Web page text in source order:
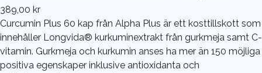
389,00 kr
Curcumin Plus 60 kap från Alpha Plus är ett kosttillskott som
innehåller Longvida® kurkuminextrakt från gurkmeja samt C-
vitamin. Gurkmeja och kurkumin anses ha mer än 150 möjliga
positiva egenskaper inklusive antioxidanta och